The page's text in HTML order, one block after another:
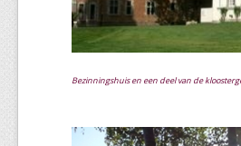
Bezinningshuis en een deel van de